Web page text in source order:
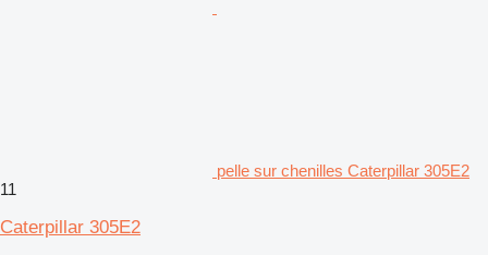
pelle sur chenilles Caterpillar 305E2
11
Caterpillar 305E2